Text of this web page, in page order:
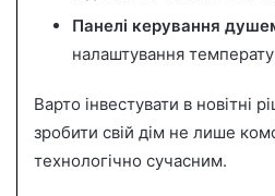
Панелі керування
налаштування
Варто інвестувати в новітні
зробити свій дім не лише
технологічно сучасним.